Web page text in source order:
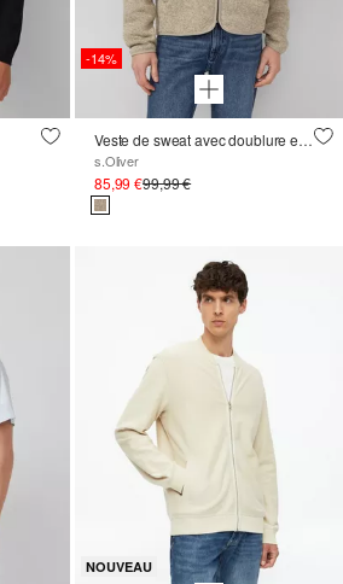
-14%
Veste de sweat avec doublure en peluche d'aspect tricoté
s.Oliver
85,99 €99,99 €
NOUVEAU